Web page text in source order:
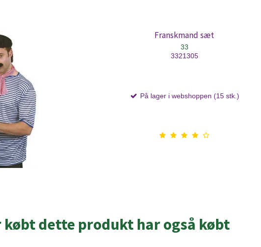
Franskmand sæt
33
3321305
På lager i webshoppen (15 stk.)
købt dette produkt har også købt